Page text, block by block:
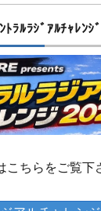
ﾗﾙﾗｼﾞｱﾙﾁｬﾚﾝｼﾞ
こちらをご覧下